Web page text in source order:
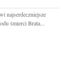
najserdeczniejsze
śmierci Brata...